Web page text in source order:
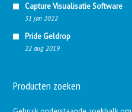
Capture Visualisatie Software
31 jan 2022
Pride Geldrop
22 aug 2019
Producten zoeken